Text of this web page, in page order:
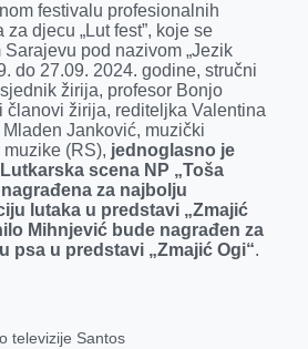
e
d
I
n
r
s
A
p
p
l
festivalu profesionalnih
za djecu „Lut fest”, koje se
pod nazivom „Jezik
do 27.09. 2024. godine, stručni
žirija, profesor Bonjo
članovi žirija, rediteljka Valentina
Janković, muzički
(RS), jednoglasno je
scena NP „Toša
za najbolju
lutaka u predstavi „Zmajić
Mihnjević bude nagrađen za
psa u predstavi „Zmajić Ogi“.
televizije Santos